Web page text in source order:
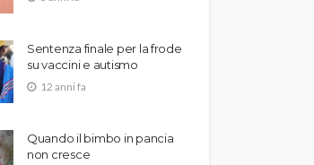
Sentenza finale per la frode
su vaccini e autismo
12 anni fa
Quando il bimbo in pancia
non cresce